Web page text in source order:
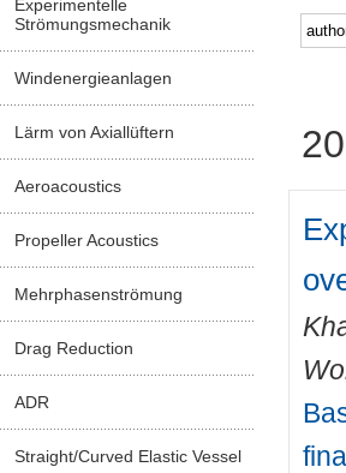
Experimentelle
Strömungsmechanik
Windenergieanlagen
Lärm von Axiallüftern
Aeroacoustics
Propeller Acoustics
Mehrphasenströmung
Drag Reduction
ADR
Straight/Curved Elastic Vessel